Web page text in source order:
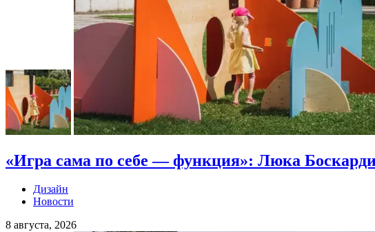
«Игра сама по себе — функция»: Люка
Дизайн
Новости
8 августа, 2026